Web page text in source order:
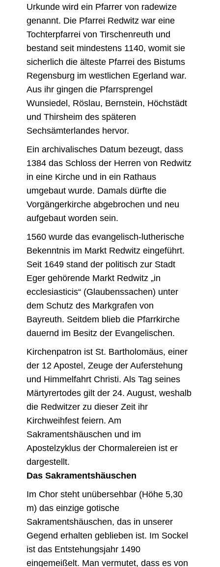
Urkunde wird ein Pfarrer von radewize
genannt. Die Pfarrei Redwitz war eine
Tochterpfarrei von Tirschenreuth und
bestand seit mindestens 1140, womit sie
sicherlich die älteste Pfarrei des Bistums
Regensburg im westlichen Egerland war.
Aus ihr gingen die Pfarrsprengel
Wunsiedel, Röslau, Bernstein, Höchstädt
und Thirsheim des späteren
Sechsämterlandes hervor.
Ein archivalisches Datum bezeugt, dass
1384 das Schloss der Herren von Redwitz
in eine Kirche und in ein Rathaus
umgebaut wurde. Damals dürfte die
Vorgängerkirche abgebrochen und neu
aufgebaut worden sein.
1560 wurde das evangelisch-lutherische
Bekenntnis im Markt Redwitz eingeführt.
Seit 1649 stand der politisch zur Stadt
Eger gehörende Markt Redwitz „in
ecclesiasticis“ (Glaubenssachen) unter
dem Schutz des Markgrafen von
Bayreuth. Seitdem blieb die Pfarrkirche
dauernd im Besitz der Evangelischen.
Kirchenpatron ist St. Bartholomäus, einer
der 12 Apostel, Zeuge der Auferstehung
und Himmelfahrt Christi. Als Tag seines
Märtyrertodes gilt der 24. August, weshalb
die Redwitzer zu dieser Zeit ihr
Kirchweihfest feiern. Am
Sakramentshäuschen und im
Apostelzyklus der Chormalereien ist er
dargestellt.
Das Sakramentshäuschen
Im Chor steht unübersehbar (Höhe 5,30
m) das einzige gotische
Sakramentshäuschen, das in unserer
Gegend erhalten geblieben ist. Im Sockel
ist das Entstehungsjahr 1490
eingemeißelt. Man vermutet, dass es von